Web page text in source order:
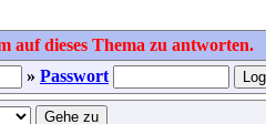
auf dieses Thema zu antworten.
» Passwort